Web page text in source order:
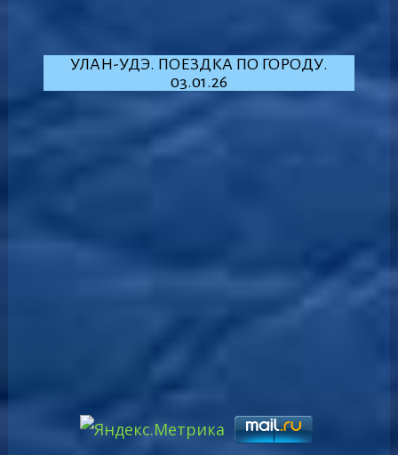
УЛАН-УДЭ. ПОЕЗДКА ПО ГОРОДУ.
03.01.26